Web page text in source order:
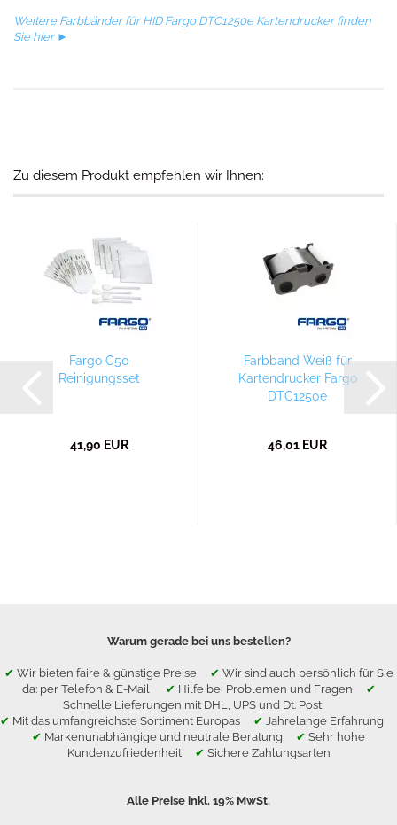
Weitere Farbbänder für HID Fargo DTC1250e Kartendrucker finden
Sie hier ►
Zu diesem Produkt empfehlen wir Ihnen:
Fargo C50
Reinigungsset
41,90 EUR
Farbband Weiß für
Kartendrucker Fargo
DTC1250e
46,01 EUR
Warum gerade bei uns bestellen?
✔ Wir bieten faire & günstige Preise ✔ Wir sind auch persönlich für Sie
da: per Telefon & E-Mail ✔ Hilfe bei Problemen und Fragen ✔
Schnelle Lieferungen mit DHL, UPS und Dt. Post
✔ Mit das umfangreichste Sortiment Europas ✔ Jahrelange Erfahrung
✔ Markenunabhängige und neutrale Beratung ✔ Sehr hohe
Kundenzufriedenheit ✔ Sichere Zahlungsarten
Alle Preise inkl. 19% MwSt.